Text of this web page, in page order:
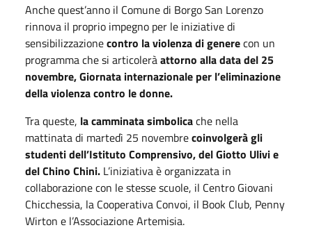
Anche quest’anno il Comune di Borgo San Lorenzo
rinnova il proprio impegno per le iniziative di
sensibilizzazionecontro la violenza di generecon un
programma che si articoleràattorno alla data del 25
novembre, Giornata internazionale per l’eliminazione
della violenza contro le donne.
Tra queste, la camminata simbolicache nella
mattinata di martedì 25 novembrecoinvolgerà gli
studenti dell’Istituto Comprensivo, del Giotto Ulivi e
del Chino Chini. L’iniziativa è organizzata in
collaborazione con le stesse scuole, il Centro Giovani
Chicchessia, la Cooperativa Convoi, il Book Club, Penny
Wirton e l’Associazione Artemisia.